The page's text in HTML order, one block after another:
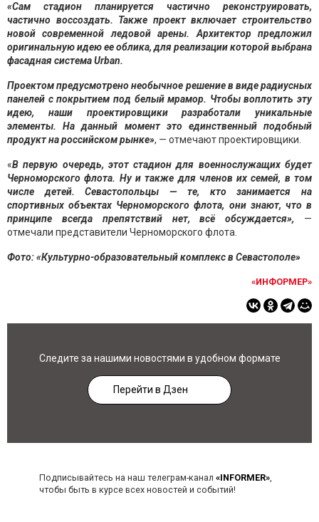
«Сам стадион планируется частично реконструировать,
частично воссоздать. Также проект включает строительство
новой современной ледовой арены. Архитектор предложил
оригинальную идею ее облика, для реализации которой выбрана
фасадная система Urban.
Проектом предусмотрено необычное решение в виде радиусных
панелей с покрытием под белый мрамор. Чтобы воплотить эту
идею, наши проектировщики разработали уникальные
элементы. На данный момент это единственный подобный
продукт на российском рынке», — отмечают проектировщики.
«В первую очередь, этот стадион для военнослужащих будет
Черноморского флота. Ну и также для членов их семей, в том
числе детей. Севастопольцы — те, кто занимается на
спортивных объектах Черноморского флота, они знают, что в
принципе всегда препятствий нет, всё обсуждается», —
отмечали представители Черноморского флота.
Фото: «Культурно-образовательный комплекс в Севастополе»
«ИНФОРМЕР»
Следите за нашими новостями в удобном формате
Перейти в Дзен
Подписывайтесь на наш телеграм-канал «INFORMER»,
чтобы быть в курсе всех новостей и событий!